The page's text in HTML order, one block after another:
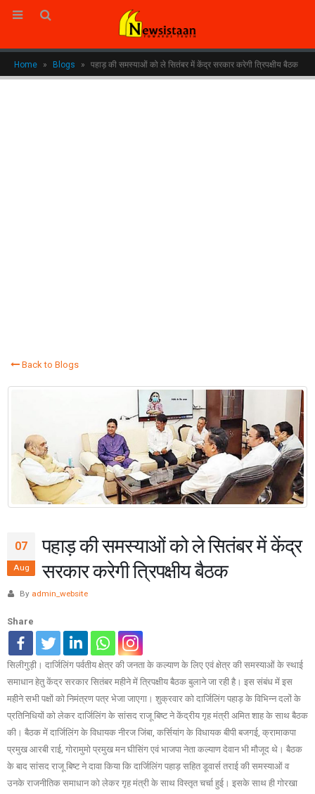
Home » Blogs » पहाड़ की समस्याओं को ले सितंबर में केंद्र सरकार करेगी त्रिपक्षीय बैठक
Back to Blogs
07
Aug
पहाड़ की समस्याओं को ले सितंबर में केंद्र
सरकार करेगी त्रिपक्षीय बैठक
By admin_website
Share
सिलीगुड़ी। दार्जिलिंग पर्वतीय क्षेत्र की जनता के कल्याण के लिए एवं क्षेत्र की समस्याओं के स्थाई
समाधान हेतु केंद्र सरकार सितंबर महीने में त्रिपक्षीय बैठक बुलाने जा रही है। इस संबंध में इस
महीने सभी पक्षों को निमंत्रण पत्र भेजा जाएगा। शुक्रवार को दार्जिलिंग पहाड़ के विभिन्न दलों के
प्रतिनिधियों को लेकर दार्जिलिंग के सांसद राजू बिष्ट ने केंद्रीय गृह मंत्री अमित शाह के साथ बैठक
की। बैठक में दार्जिलिंग के विधायक नीरज जिंबा, कर्सियांग के विधायक बीपी बजगई, क्रामाकपा
प्रमुख आरबी राई, गोरामुमो प्रमुख मन घीसिंग एवं भाजपा नेता कल्याण देवान भी मौजूद थे। बैठक
के बाद सांसद राजू बिष्ट ने दावा किया कि दार्जिलिंग पहाड़ सहित डूवार्स तराई की समस्याओं व
उनके राजनीतिक समाधान को लेकर गृह मंत्री के साथ विस्तृत चर्चा हुई। इसके साथ ही गोरखा